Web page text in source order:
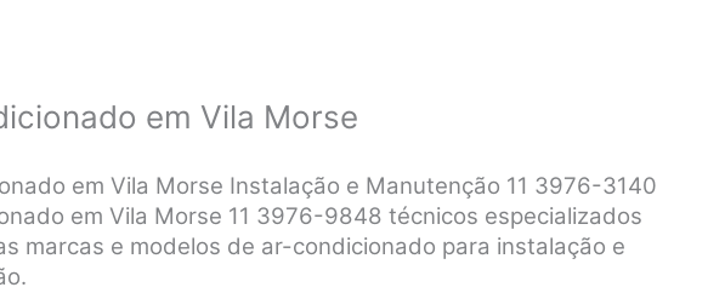
em Vila Morse
em Vila Morse Instalação e Manutenção 11 3976-3140
em Vila Morse 11 3976-9848 técnicos especializados
marcas e modelos de ar-condicionado para instalação e